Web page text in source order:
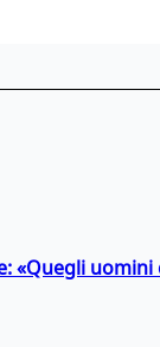
«Quegli uomini